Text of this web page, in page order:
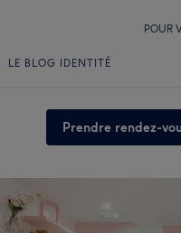
POUR
LE BLOG IDENTITÉ
Prendre rendez-